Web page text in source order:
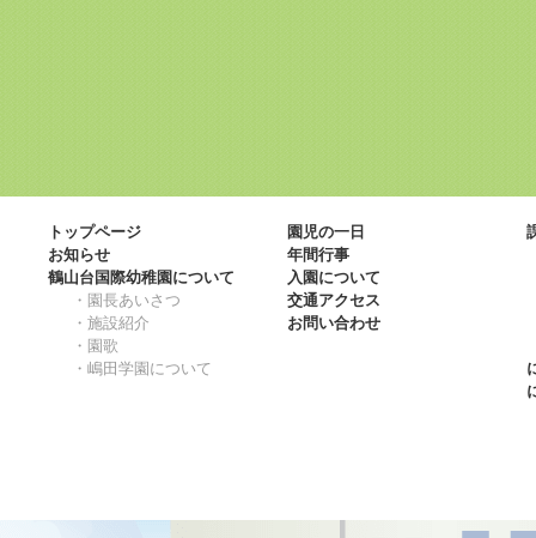
トップページ
お知らせ
鶴山台国際幼稚園について
・園長あいさつ
・施設紹介
・園歌
・嶋田学園について
園児の一日
年間行事
入園について
交通アクセス
お問い合わせ